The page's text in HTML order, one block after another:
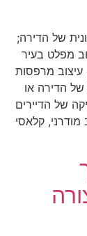
של הדירה;
מפלט בעיר
עיצוב מרפסות
של הדירה או
של הדיירים
קלאסי